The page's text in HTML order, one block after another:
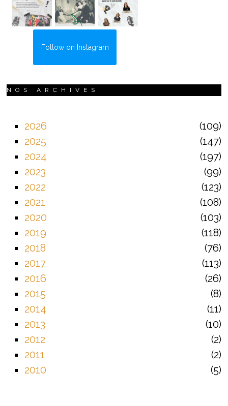
Follow on Instagram
NOS ARCHIVES
2026
109
2025
147
2024
197
2023
99
2022
123
2021
108
2020
103
2019
118
2018
76
2017
113
2016
26
2015
8
2014
11
2013
10
2012
2
2011
2
2010
5